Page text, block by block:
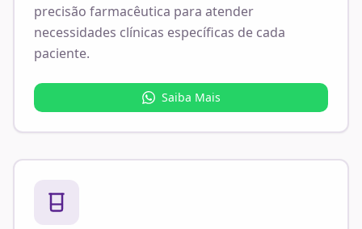
precisão farmacêutica para atender
necessidades clínicas específicas de cada
paciente.
Saiba Mais